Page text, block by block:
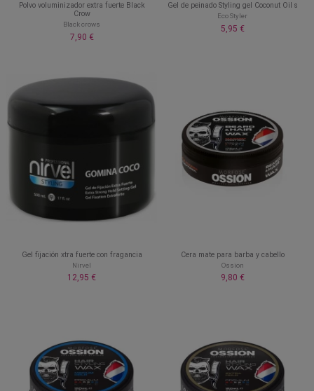
Polvo voluminizador extra fuerte Black
Crow
Black crows
7,90 €
Gel de peinado Styling gel Coconut Oil s
Eco Styler
5,95 €
Gel fijación xtra fuerte con fragancia
Nirvel
12,95 €
Cera mate para barba y cabello
Ossion
9,80 €